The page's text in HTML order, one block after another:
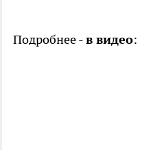
Подробнее -в видео: